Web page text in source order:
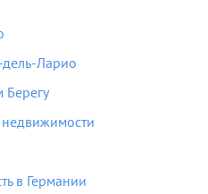
Ларио
Берегу
в Германии